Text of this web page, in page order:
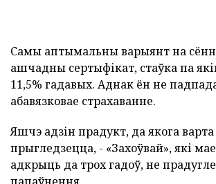
Самы аптымальны варыянт на
ашчадны сертыфікат, стаўка па
11,5% гадавых. Аднак ён не
абавязковае страхаванне.
Яшчэ адзін прадукт, да якога варта
прыгледзецца, - «Захоўвай», які
адкрыць да трох гадоў, не